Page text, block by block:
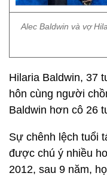
Alec Baldwin và vợ
Hilaria Baldwin, 37
hôn cùng người
Baldwin hơn cô 26
Sự chênh lệch tuổi
được chú ý nhiều
2012, sau 9 năm,